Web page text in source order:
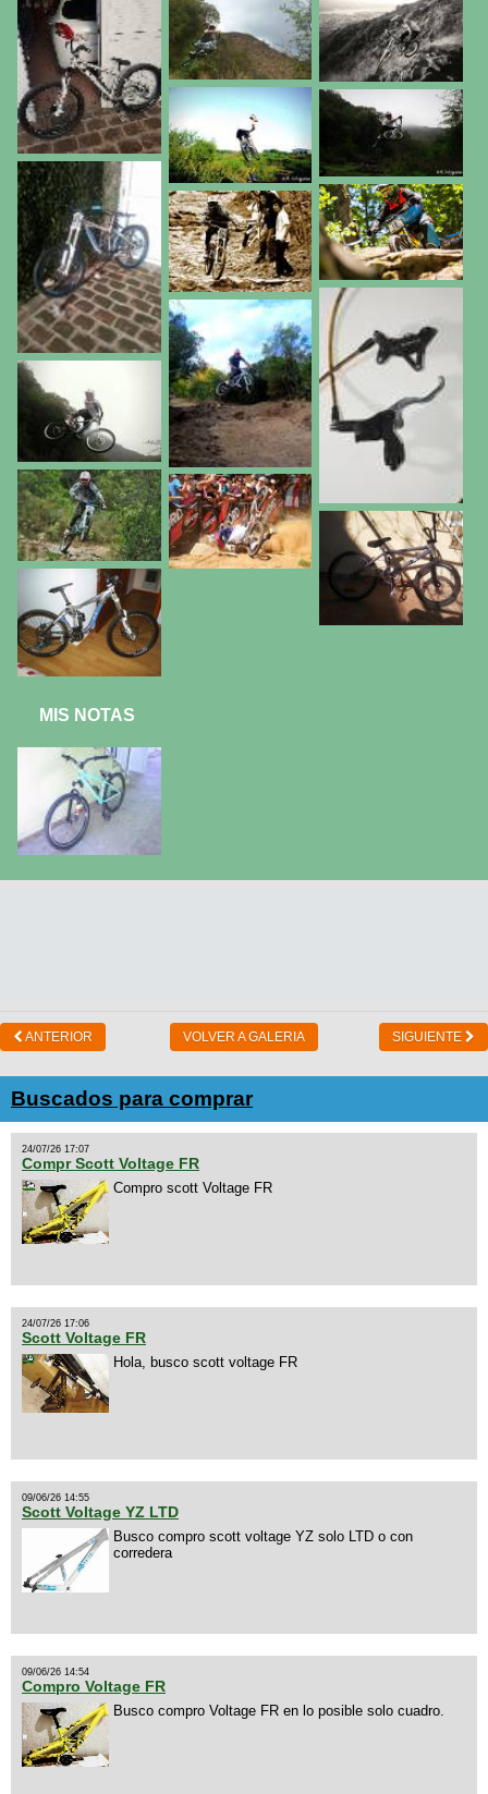
MIS NOTAS
ANTERIOR VOLVER A GALERIA SIGUIENTE
Buscados para comprar
24/07/26 17:07
Compr Scott Voltage FR
Compro scott Voltage FR
24/07/26 17:06
Scott Voltage FR
Hola, busco scott voltage FR
09/06/26 14:55
Scott Voltage YZ LTD
Busco compro scott voltage YZ solo LTD o con
corredera
09/06/26 14:54
Compro Voltage FR
Busco compro Voltage FR en lo posible solo cuadro.